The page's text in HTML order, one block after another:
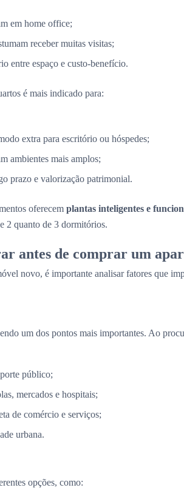
em home office;
receber muitas visitas;
entre espaço e custo-benefício.
é mais indicado para:
extra para escritório ou hóspedes;
ambientes mais amplos;
prazo e valorização patrimonial.
oferecem plantas inteligentes e
2 quanto de 3 dormitórios.
antes de comprar um
novo, é importante analisar fatores que
um dos pontos mais importantes. Ao
público;
mercados e hospitais;
de comércio e serviços;
urbana.
opções, como: